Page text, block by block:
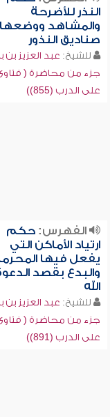
النذر للأضرحة
والمشاهد
صناديق النذور
للشيخ: عبد العزيز بن
جزء من محاضرة (
على الدرب (855))
الفهرس:حكم
ارتياد الأماكن التي
يفعل فيها
والبدع بقصد
الله
للشيخ: عبد العزيز بن
جزء من محاضرة (
على الدرب (891))